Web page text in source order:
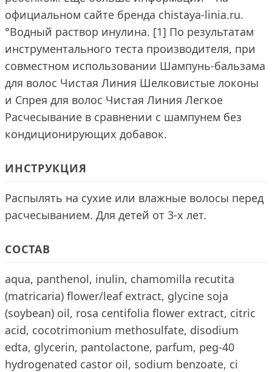
официальном сайте бренда chistaya-linia.ru.
°Водный раствор инулина. [1] По результатам
инструментального теста производителя, при
совместном использовании Шампунь-бальзама
для волос Чистая Линия Шелковистые локоны
и Cпрея для волос Чистая Линия Легкое
Расчесывание в сравнении с шампунем без
кондиционирующих добавок.
ИНСТРУКЦИЯ
Распылять на сухие или влажные волосы перед
расчесыванием. Для детей от 3-х лет.
СОСТАВ
aqua, panthenol, inulin, chamomilla recutita
(matricaria) flower/leaf extract, glycine soja
(soybean) oil, rosa centifolia flower extract, citric
acid, cocotrimonium methosulfate, disodium
edta, glycerin, pantolactone, parfum, peg-40
hydrogenated castor oil, sodium benzoate, ci